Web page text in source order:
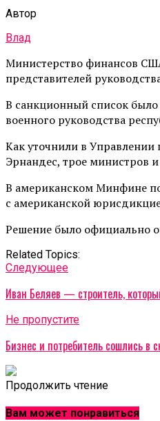
Автор
Влад
Министерство финансов
представителей
В санкционный список было
военного руководства
Как уточнили в
Эрнандес, трое министров и
В американском Минфине
с американской
Решение было официально
Related Topics:
Cледующее
Иван Беляев — строитель,
Не пропустите
Бизнес и потребитель сошлись в
Продолжить чтение
Вам может понравиться